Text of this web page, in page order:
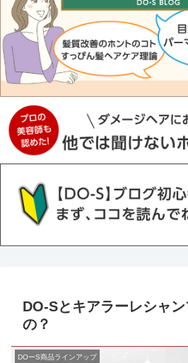
DO-Sとキアラーレシャ
の？
DOーS商品ラインアップ